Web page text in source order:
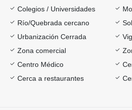
Colegios / Universidades
Río/Quebrada cercano
Urbanización Cerrada
Zona comercial
Centro Médico
Cerca a restaurantes